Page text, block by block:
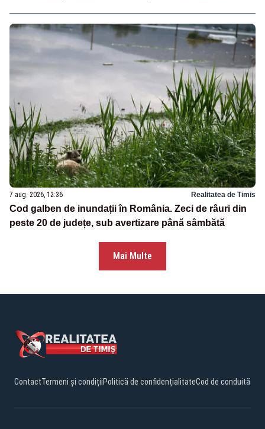
7 aug. 2026, 12:36 Realitatea de Timis
Cod galben de inundații în România. Zeci de râuri din
peste 20 de județe, sub avertizare până sâmbătă
Mai Multe
ContactTermeni și condițiiPolitică de confidențialitateCod de conduită